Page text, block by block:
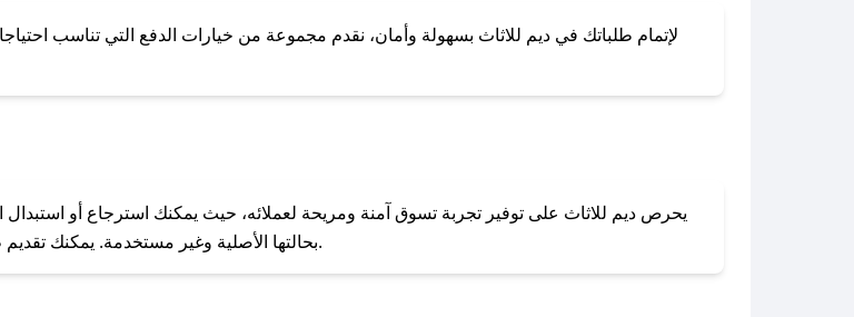
لإتمام طلباتك في ديم للاثاث بسهولة وأمان، نقدم مجموعة من خيارات الدفع التي تناسب
بحالتها الأصلية وغير مستخدمة. يمكنك تقديم طلب الإرجاع بسهولة عبر موقعنا الإلكتروني أو من خلال خدمة العملاء.